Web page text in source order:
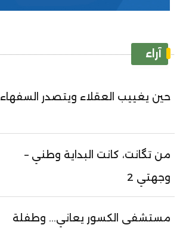
آراء
حين يغييب العقلاء ويتصدر السفهاء
من تگانت، كانت البداية وطني –
وجهتي 2
مستشفى الكسور يعاني... وطفلة